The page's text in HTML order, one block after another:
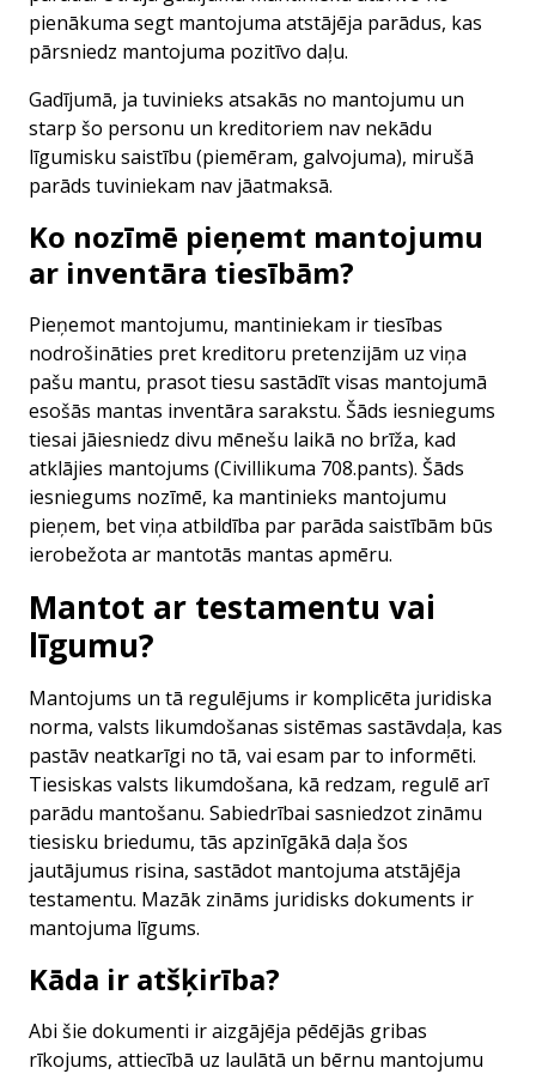
pienākuma segt mantojuma atstājēja parādus, kas
pārsniedz mantojuma pozitīvo daļu.
Gadījumā, ja tuvinieks atsakās no mantojumu un
starp šo personu un kreditoriem nav nekādu
līgumisku saistību (piemēram, galvojuma), mirušā
parāds tuviniekam nav jāatmaksā.
Ko nozīmē pieņemt mantojumu
ar inventāra tiesībām?
Pieņemot mantojumu, mantiniekam ir tiesības
nodrošināties pret kreditoru pretenzijām uz viņa
pašu mantu, prasot tiesu sastādīt visas mantojumā
esošās mantas inventāra sarakstu. Šāds iesniegums
tiesai jāiesniedz divu mēnešu laikā no brīža, kad
atklājies mantojums (Civillikuma 708.pants). Šāds
iesniegums nozīmē, ka mantinieks mantojumu
pieņem, bet viņa atbildība par parāda saistībām būs
ierobežota ar mantotās mantas apmēru.
Mantot ar testamentu vai
līgumu?
Mantojums un tā regulējums ir komplicēta juridiska
norma, valsts likumdošanas sistēmas sastāvdaļa, kas
pastāv neatkarīgi no tā, vai esam par to informēti.
Tiesiskas valsts likumdošana, kā redzam, regulē arī
parādu mantošanu. Sabiedrībai sasniedzot zināmu
tiesisku briedumu, tās apzinīgākā daļa šos
jautājumus risina, sastādot mantojuma atstājēja
testamentu. Mazāk zināms juridisks dokuments ir
mantojuma līgums.
Kāda ir atšķirība?
Abi šie dokumenti ir aizgājēja pēdējās gribas
rīkojums, attiecībā uz laulātā un bērnu mantojumu